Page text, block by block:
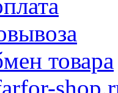
товара